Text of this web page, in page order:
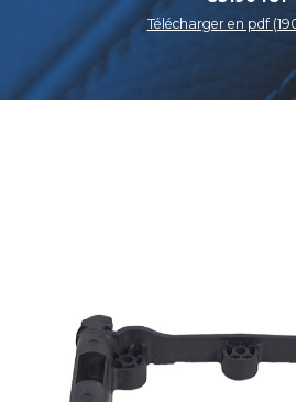
Télécharger en pdf